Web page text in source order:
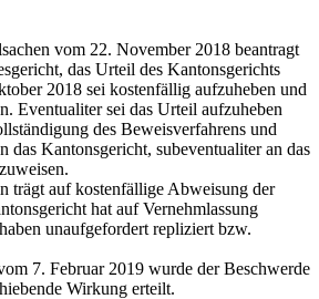
vom 22. November 2018 beantragt
das Urteil des Kantonsgerichts
2018 sei kostenfällig aufzuheben und
Eventualiter sei das Urteil aufzuheben
des Beweisverfahrens und
das Kantonsgericht, subeventualiter an das
trägt auf kostenfällige Abweisung der
hat auf Vernehmlassung
unaufgefordert repliziert bzw.
7. Februar 2019 wurde der Beschwerde
Wirkung erteilt.